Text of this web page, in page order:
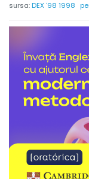
sursa:DEX '98 1998